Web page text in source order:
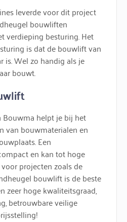
leverde voor dit project
bouwliften
verdieping besturing. Het
is dat de bouwlift van
is. Wel zo handig als je
bouwt.
Bouwma helpt je bij het
van bouwmaterialen en
Een
en kan tot hoge
projecten zoals de
bouwlift is de beste
zeer hoge kwaliteitsgraad,
betrouwbare veilige